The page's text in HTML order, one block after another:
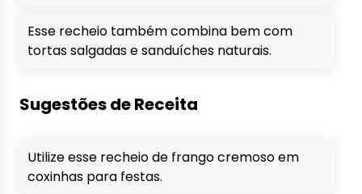
Esse recheio também combina bem com
tortas salgadas e sanduíches naturais.
Sugestões de Receita
Utilize esse recheio de frango cremoso em
coxinhas para festas.